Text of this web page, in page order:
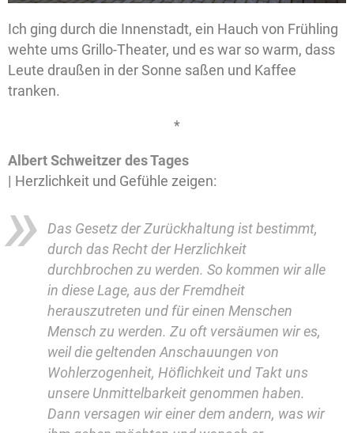
Ich ging durch die Innenstadt, ein Hauch von Frühling
wehte ums Grillo-Theater, und es war so warm, dass
Leute draußen in der Sonne saßen und Kaffee
tranken.
*
Albert Schweitzer des Tages
| Herzlichkeit und Gefühle zeigen:
Das Gesetz der Zurückhaltung ist bestimmt,
durch das Recht der Herzlichkeit
durchbrochen zu werden. So kommen wir alle
in diese Lage, aus der Fremdheit
herauszutreten und für einen Menschen
Mensch zu werden. Zu oft versäumen wir es,
weil die geltenden Anschauungen von
Wohlerzogenheit, Höflichkeit und Takt uns
unsere Unmittelbarkeit genommen haben.
Dann versagen wir einer dem andern, was wir